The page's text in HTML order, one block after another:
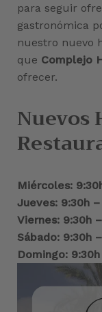
para seguir
gastronómica
nuestro nuevo
que Complejo
ofrecer.
Nuevos
Miércoles:
Jueves: 9:30h –
Viernes: 9:30h
Sábado: 9:30h
Domingo: